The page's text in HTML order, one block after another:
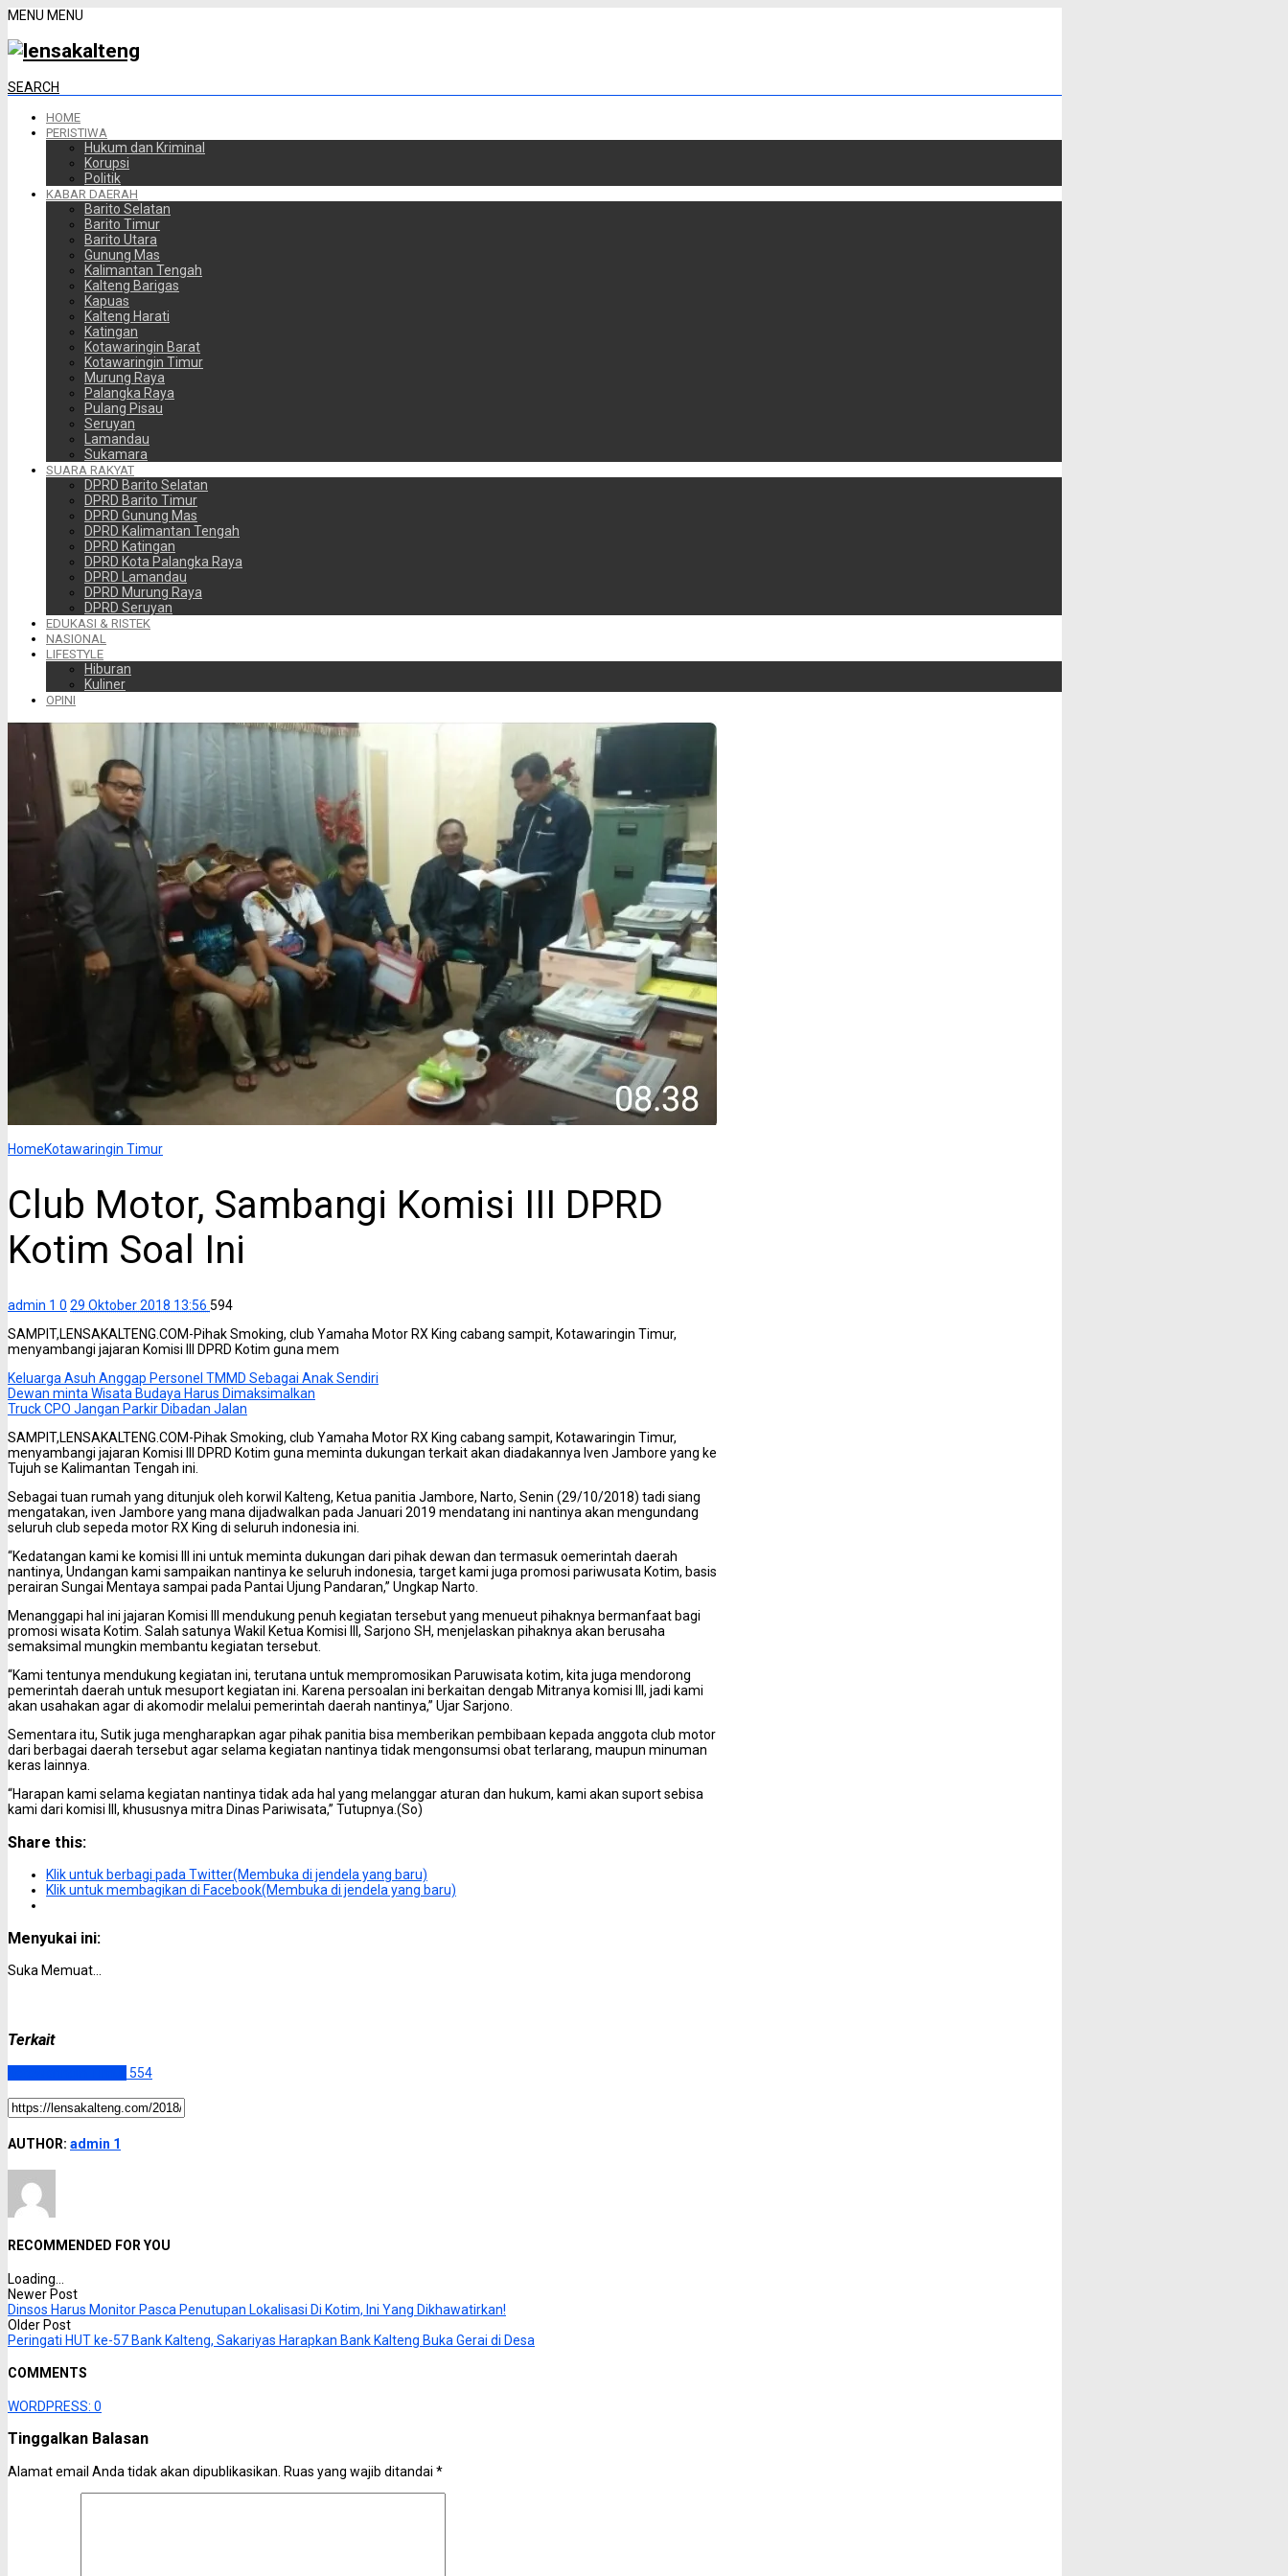
MENU MENU
SEARCH
HOME
PERISTIWA
Hukum dan Kriminal
Korupsi
Politik
KABAR DAERAH
Barito Selatan
Barito Timur
Barito Utara
Gunung Mas
Kalimantan Tengah
Kalteng Barigas
Kapuas
Kalteng Harati
Katingan
Kotawaringin Barat
Kotawaringin Timur
Murung Raya
Palangka Raya
Pulang Pisau
Seruyan
Lamandau
Sukamara
SUARA RAKYAT
DPRD Barito Selatan
DPRD Barito Timur
DPRD Gunung Mas
DPRD Kalimantan Tengah
DPRD Katingan
DPRD Kota Palangka Raya
DPRD Lamandau
DPRD Murung Raya
DPRD Seruyan
EDUKASI & RISTEK
NASIONAL
LIFESTYLE
Hiburan
Kuliner
OPINI
HomeKotawaringin Timur
Club Motor, Sambangi Komisi III DPRD
Kotim Soal Ini
admin 1 0 29 Oktober 2018 13:56 594
SAMPIT,LENSAKALTENG.COM-Pihak Smoking, club Yamaha Motor RX King cabang sampit, Kotawaringin Timur,
menyambangi jajaran Komisi III DPRD Kotim guna mem
Keluarga Asuh Anggap Personel TMMD Sebagai Anak Sendiri
Dewan minta Wisata Budaya Harus Dimaksimalkan
Truck CPO Jangan Parkir Dibadan Jalan
SAMPIT,LENSAKALTENG.COM-Pihak Smoking, club Yamaha Motor RX King cabang sampit, Kotawaringin Timur,
menyambangi jajaran Komisi III DPRD Kotim guna meminta dukungan terkait akan diadakannya Iven Jambore yang ke
Tujuh se Kalimantan Tengah ini.
Sebagai tuan rumah yang ditunjuk oleh korwil Kalteng, Ketua panitia Jambore, Narto, Senin (29/10/2018) tadi siang
mengatakan, iven Jambore yang mana dijadwalkan pada Januari 2019 mendatang ini nantinya akan mengundang
seluruh club sepeda motor RX King di seluruh indonesia ini.
“Kedatangan kami ke komisi III ini untuk meminta dukungan dari pihak dewan dan termasuk oemerintah daerah
nantinya, Undangan kami sampaikan nantinya ke seluruh indonesia, target kami juga promosi pariwusata Kotim, basis
perairan Sungai Mentaya sampai pada Pantai Ujung Pandaran,” Ungkap Narto.
Menanggapi hal ini jajaran Komisi III mendukung penuh kegiatan tersebut yang menueut pihaknya bermanfaat bagi
promosi wisata Kotim. Salah satunya Wakil Ketua Komisi III, Sarjono SH, menjelaskan pihaknya akan berusaha
semaksimal mungkin membantu kegiatan tersebut.
“Kami tentunya mendukung kegiatan ini, terutana untuk mempromosikan Paruwisata kotim, kita juga mendorong
pemerintah daerah untuk mesuport kegiatan ini. Karena persoalan ini berkaitan dengab Mitranya komisi III, jadi kami
akan usahakan agar di akomodir melalui pemerintah daerah nantinya,” Ujar Sarjono.
Sementara itu, Sutik juga mengharapkan agar pihak panitia bisa memberikan pembibaan kepada anggota club motor
dari berbagai daerah tersebut agar selama kegiatan nantinya tidak mengonsumsi obat terlarang, maupun minuman
keras lainnya.
“Harapan kami selama kegiatan nantinya tidak ada hal yang melanggar aturan dan hukum, kami akan suport sebisa
kami dari komisi III, khususnya mitra Dinas Pariwisata,” Tutupnya.(So)
Share this:
Klik untuk berbagi pada Twitter(Membuka di jendela yang baru)
Klik untuk membagikan di Facebook(Membuka di jendela yang baru)
Menyukai ini:
Suka Memuat...
Terkait
554
AUTHOR: admin 1
RECOMMENDED FOR YOU
Loading...
Newer Post
Dinsos Harus Monitor Pasca Penutupan Lokalisasi Di Kotim, Ini Yang Dikhawatirkan!
Older Post
Peringati HUT ke-57 Bank Kalteng, Sakariyas Harapkan Bank Kalteng Buka Gerai di Desa
COMMENTS
WORDPRESS: 0
Tinggalkan Balasan
Alamat email Anda tidak akan dipublikasikan. Ruas yang wajib ditandai *